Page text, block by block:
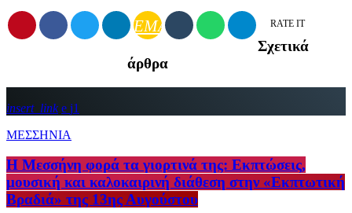
EMAIL RATE IT
Σχετικά
άρθρα
insert_link
1
ΜΕΣΣΗΝΙΑ
Η Μεσσήνη φορά τα γιορτινά της: Εκπτώσεις,
μουσική και καλοκαιρινή διάθεση στην «Εκπτωτική
Βραδιά» της 13ης Αυγούστου